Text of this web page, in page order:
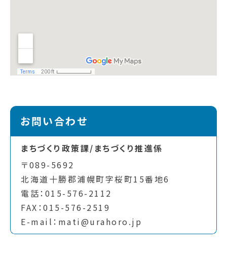
お問い合わせ
まちづくり政策課/まちづくり推進係
〒089-5692
北海道十勝郡浦幌町字桜町15番地6
電話：015-576-2112
FAX：015-576-2519
E-mail：mati@urahoro.jp